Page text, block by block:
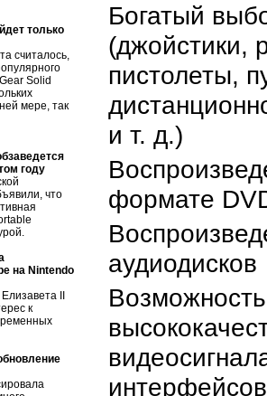
только
считалось,
Solid
мере, так
году
что
на Nintendo
II
к
Богатый
(джойстики,
пистолеты,
и т. д.)
формате
аудиодисков